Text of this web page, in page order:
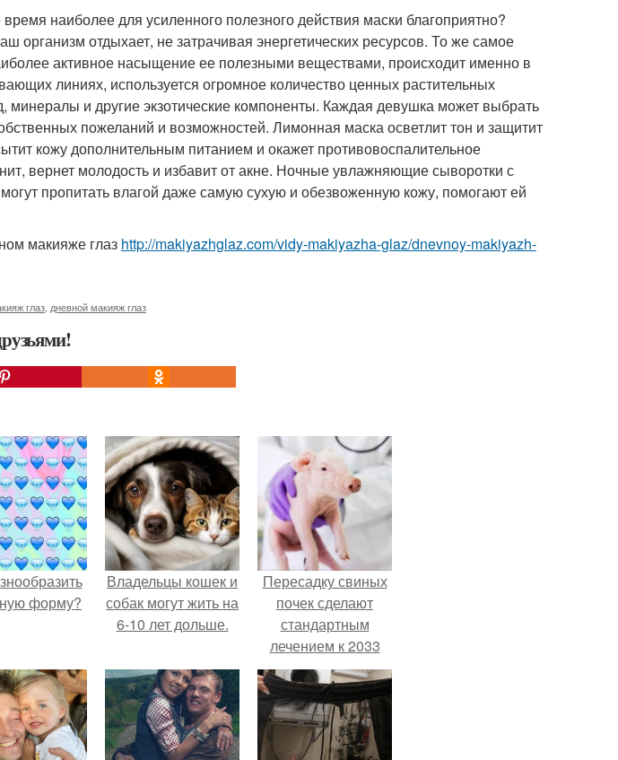
наиболее для усиленного полезного действия маски благоприятно?
организм отдыхает, не затрачивая энергетических ресурсов. То же самое
активное насыщение ее полезными веществами, происходит именно в
линиях, используется огромное количество ценных растительных
минералы и другие экзотические компоненты. Каждая девушка может выбрать
пожеланий и возможностей. Лимонная маска осветлит тон и защитит
кожу дополнительным питанием и окажет противовоспалительное
вернет молодость и избавит от акне. Ночные увлажняющие сыворотки с
могут пропитать влагой даже самую сухую и обезвоженную кожу, помогают ей
макияже глаз http://makiyazhglaz.com/vidy-makiyazha-glaz/dnevnoy-makiyazh-
глаз дневной макияж глаз
форму?
Владельцы кошек и
собак могут жить на
6-10 лет дольше.
Пересадку свиных
почек сделают
стандартным
лечением к 2033
году в Японии.